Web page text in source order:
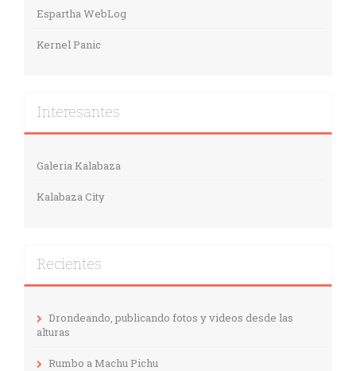
Espartha WebLog
Kernel Panic
Interesantes
Galeria Kalabaza
Kalabaza City
Recientes
Drondeando, publicando fotos y videos desde las
alturas
Rumbo a Machu Pichu